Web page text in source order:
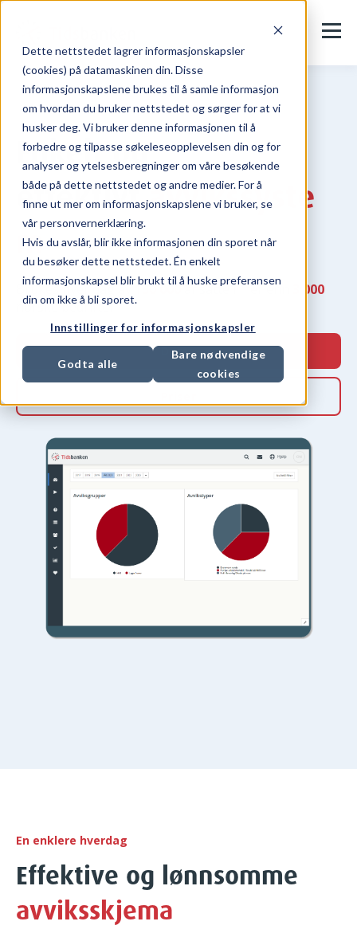
Dette nettstedet lagrer informasjonskapsler
(cookies) på datamaskinen din. Disse
informasjonskapslene brukes til å samle informasjon
om hvordan du bruker nettstedet og sørger for at vi
husker deg. Vi bruker denne informasjonen til å
forbedre og tilpasse søkeleseopplevelsen din og for
analyser og ytelsesberegninger om våre besøkende
både på dette nettstedet og andre medier. For å
finne ut mer om informasjonskapslene vi bruker, se
vår personvernerklæring.
Hvis du avslår, blir ikke informasjonen din sporet når
du besøker dette nettstedet. Én enkelt
informasjonskapsel blir brukt til å huske preferansen
din om ikke å bli sporet.
Innstillinger for informasjonskapsler
Godta alle
Bare nødvendige
cookies
Enkelt og
effektivt avvikssyste
m
Brukes hver dag av 130 000ansatte i mer enn
3 000
norske bedrifter.
Demo
En enklere hverdag
Effektive og lønnsomme
avviksskjema